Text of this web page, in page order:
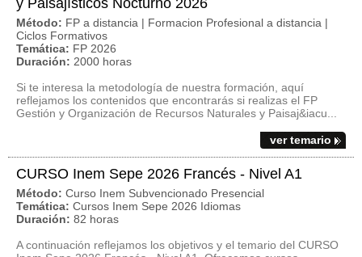
y Paisajísticos Nocturno 2026
Método: FP a distancia | Formacion Profesional a distancia |
Ciclos Formativos
Temática: FP 2026
Duración: 2000 horas
Si te interesa la metodología de nuestra formación, aquí
reflejamos los contenidos que encontrarás si realizas el FP
Gestión y Organización de Recursos Naturales y Paisaj&iacu...
ver temario
CURSO Inem Sepe 2026 Francés - Nivel A1
Método: Curso Inem Subvencionado Presencial
Temática: Cursos Inem Sepe 2026 Idiomas
Duración: 82 horas
A continuación reflejamos los objetivos y el temario del CURSO